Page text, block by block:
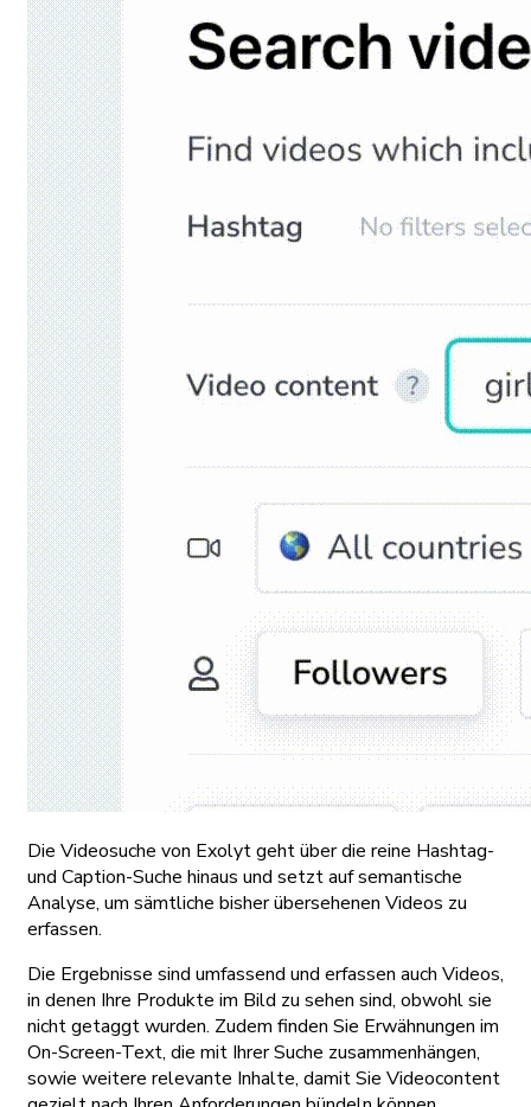
Die Videosuche von Exolyt geht über die reine Hashtag-
und Caption-Suche hinaus und setzt auf semantische
Analyse, um sämtliche bisher übersehenen Videos zu
erfassen.
Die Ergebnisse sind umfassend und erfassen auch Videos,
in denen Ihre Produkte im Bild zu sehen sind, obwohl sie
nicht getaggt wurden. Zudem finden Sie Erwähnungen im
On-Screen-Text, die mit Ihrer Suche zusammenhängen,
sowie weitere relevante Inhalte, damit Sie Videocontent